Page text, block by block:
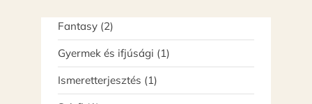
Fantasy 22
termék
Gyermek és ifjúsági 11
termék
Ismeretterjesztés 11
termék